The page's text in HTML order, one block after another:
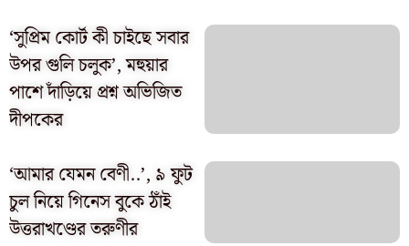
‘সুপ্রিম কোর্ট কী চাইছে সবার
উপর গুলি চলুক’, মহুয়ার
পাশে দাঁড়িয়ে প্রশ্ন অভিজিত
দীপকের
‘আমার যেমন বেণী..’, ৯ ফুট
চুল নিয়ে গিনেস বুকে ঠাঁই
উত্তরাখণ্ডের তরুণীর